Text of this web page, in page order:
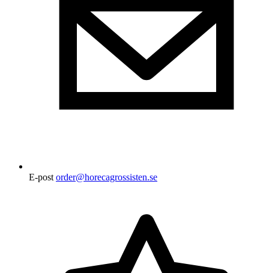
E-post order@horecagrossisten.se